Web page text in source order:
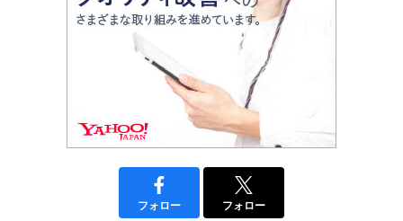
フォロー フォロー